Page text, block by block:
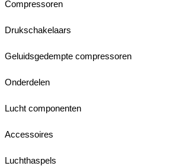
Compressoren
Drukschakelaars
Geluidsgedempte compressoren
Onderdelen
Lucht componenten
Accessoires
Luchthaspels